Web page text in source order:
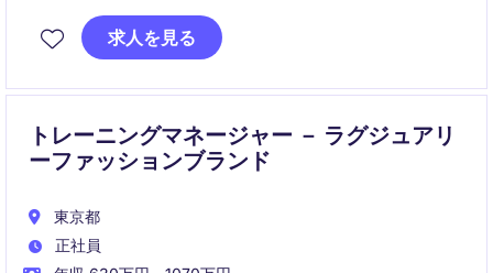
拠点に、効果的な教育プランを提供し、チームの成長
をサポートする重要なポジションです。
求人を見る
トレーニングマネージャー － ラグジュアリ
ーファッションブランド
東京都
正社員